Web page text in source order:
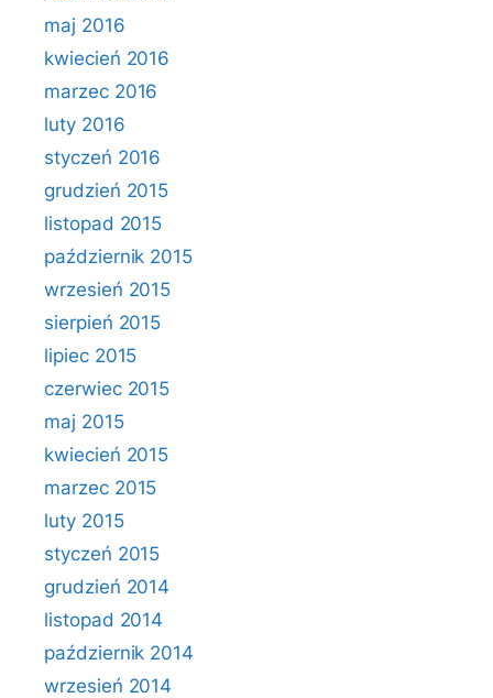
maj 2016
kwiecień 2016
marzec 2016
luty 2016
styczeń 2016
grudzień 2015
listopad 2015
październik 2015
wrzesień 2015
sierpień 2015
lipiec 2015
czerwiec 2015
maj 2015
kwiecień 2015
marzec 2015
luty 2015
styczeń 2015
grudzień 2014
listopad 2014
październik 2014
wrzesień 2014